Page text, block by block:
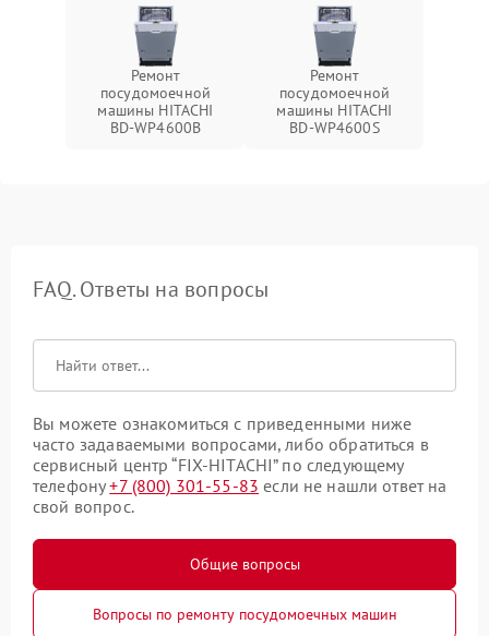
Ремонт
посудомоечной
машины HITACHI
BD-WP4600B
Ремонт
посудомоечной
машины HITACHI
BD-WP4600S
FAQ. Ответы на вопросы
Вы можете ознакомиться с приведенными ниже
часто задаваемыми вопросами, либо обратиться в
сервисный центр “FIX-HITACHI” по следующему
телефону+7 (800) 301-55-83 если не нашли ответ на
свой вопрос.
Общие вопросы
Вопросы по ремонту посудомоечных машин